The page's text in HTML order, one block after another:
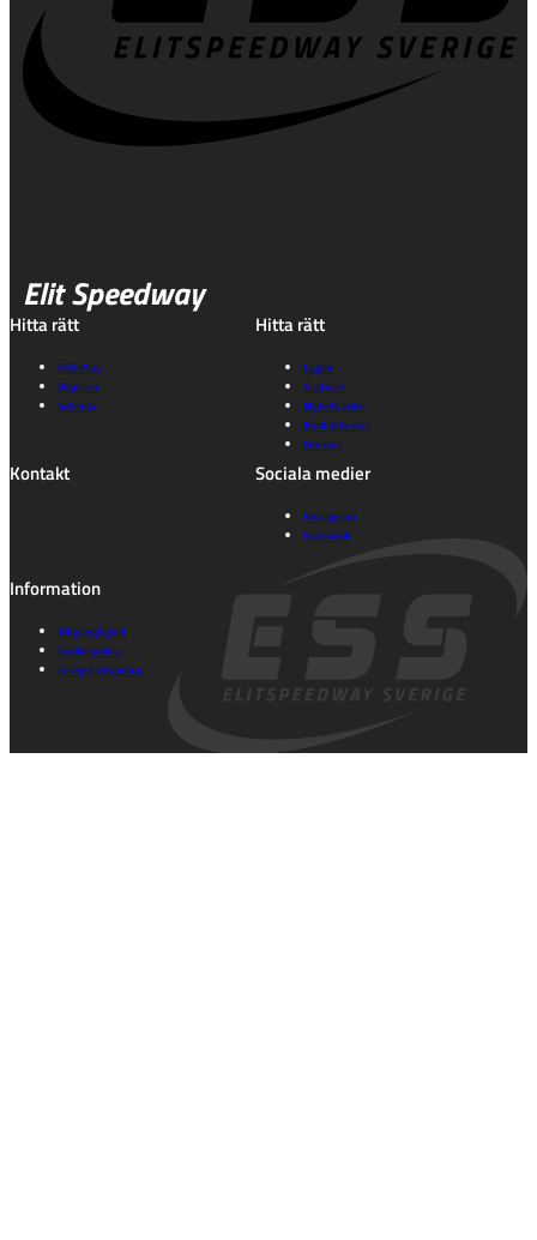
Elit Speedway
Hitta rätt
ESS Play
Biljetter
Schema
Hitta rätt
Lagen
Statistik
Nyhetsarkiv
Kontakta oss
Om oss
Kontakt Sociala medier
Instagram
Facebook
Information
Tillgänglighet
Cookie policy
Integritetspolicy